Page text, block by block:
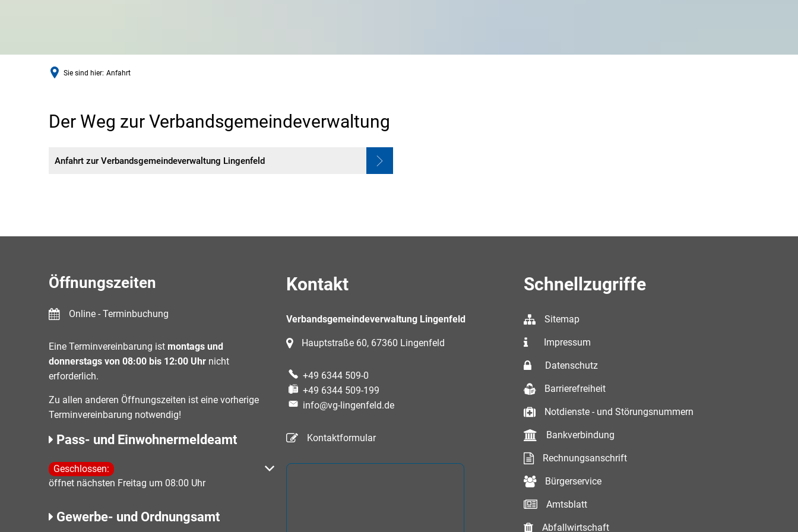
Sie sind hier: Anfahrt
AnfahrtDer Weg zur Verbandsgemeindeverwaltung
Anfahrt zur Verbandsgemeindeverwaltung Lingenfeld
Öffnungszeiten
Online - Terminbuchung
Eine Terminvereinbarung ist montags und
donnerstags von 08:00 bis 12:00 Uhr nicht
erforderlich.
Zu allen anderen Öffnungszeiten ist eine vorherige
Terminvereinbarung notwendig!
Pass- und Einwohnermeldeamt
Klicken, um weitere Öffnungs- oder Schließzeiten auszublenden
Geschlossen:
öffnet nächsten Freitag um 08:00 Uhr
Gewerbe- und Ordnungsamt
Kontakt
Verbandsgemeindeverwaltung Lingenfeld
Hauptstraße 60, 67360 Lingenfeld
+49 6344 509-0
+49 6344 509-199
info@vg-lingenfeld.de
Kontaktformular
Schnellzugriffe
Sitemap
Impressum
Datenschutz
Barrierefreiheit
Notdienste - und Störungsnummern
Bankverbindung
Rechnungsanschrift
Bürgerservice
Amtsblatt
Abfallwirtschaft